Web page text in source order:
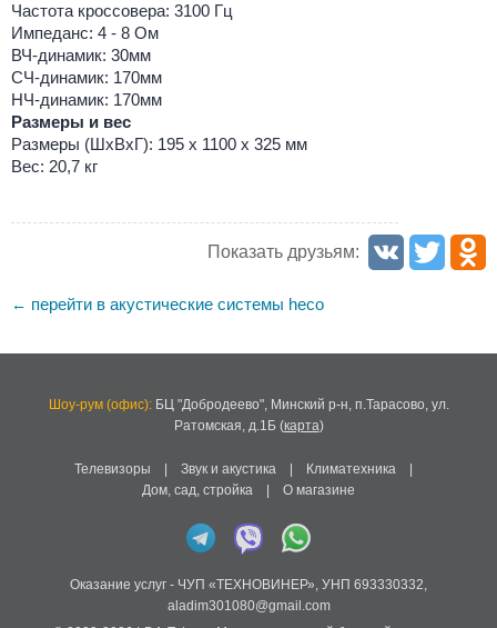
Частота кроссовера: 3100 Гц
Импеданс: 4 - 8 Ом
ВЧ-динамик: 30мм
СЧ-динамик: 170мм
НЧ-динамик: 170мм
Размеры и вес
Размеры (ШхВхГ): 195 x 1100 x 325 мм
Вес: 20,7 кг
Показать друзьям:
← перейти в акустические системы heco
Шоу-рум (офис):БЦ "Добродеево", Минский р-н, п.Тарасово, ул.
Ратомская, д.1Б(карта)
Телевизоры Звук и акустика Климатехника
Дом, сад, стройка
О магазине
Оказание услуг - ЧУП «ТЕХНОВИНЕР», УНП 693330332,
aladim301080@gmail.com